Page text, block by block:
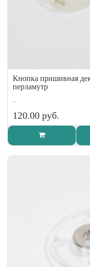
Кнопка пришивная
перламутр
..
120.00 руб.